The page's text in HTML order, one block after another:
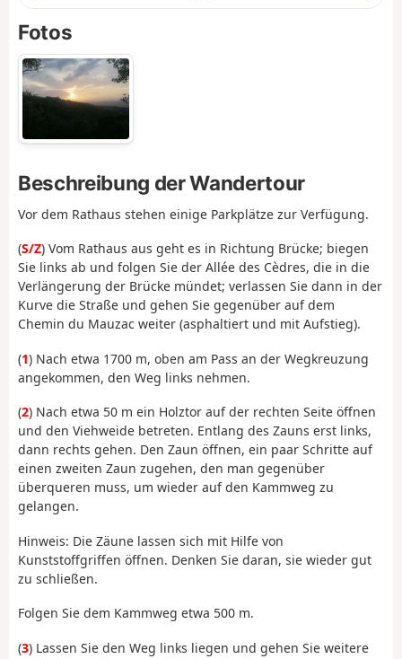
Fotos
Beschreibung der Wandertour
Vor dem Rathaus stehen einige Parkplätze zur Verfügung.
(S/Z) Vom Rathaus aus geht es in Richtung Brücke; biegen
Sie links ab und folgen Sie der Allée des Cèdres, die in die
Verlängerung der Brücke mündet; verlassen Sie dann in der
Kurve die Straße und gehen Sie gegenüber auf dem
Chemin du Mauzac weiter (asphaltiert und mit Aufstieg).
(1) Nach etwa 1700 m, oben am Pass an der Wegkreuzung
angekommen, den Weg links nehmen.
(2) Nach etwa 50 m ein Holztor auf der rechten Seite öffnen
und den Viehweide betreten. Entlang des Zauns erst links,
dann rechts gehen. Den Zaun öffnen, ein paar Schritte auf
einen zweiten Zaun zugehen, den man gegenüber
überqueren muss, um wieder auf den Kammweg zu
gelangen.
Hinweis: Die Zäune lassen sich mit Hilfe von
Kunststoffgriffen öffnen. Denken Sie daran, sie wieder gut
zu schließen.
Folgen Sie dem Kammweg etwa 500 m.
(3) Lassen Sie den Weg links liegen und gehen Sie weitere